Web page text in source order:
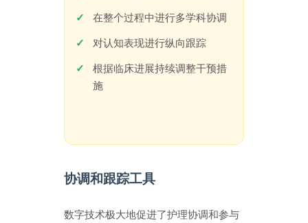
在整个过程中进行多学科协调
对认知表现进行纵向跟踪
根据临床进展持续调整干预措
施
协调和跟踪工具
数字技术极大地促进了护理协调和参与